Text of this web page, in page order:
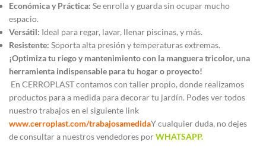
Económica y Práctica: Se enrolla y guarda sin ocupar mucho
espacio.
Versátil: Ideal para regar, lavar, llenar piscinas, y más.
Resistente: Soporta alta presión y temperaturas extremas.
¡Optimiza tu riego y mantenimiento con la manguera tricolor, una
herramienta indispensable para tu hogar o proyecto!
En CERROPLAST contamos con taller propio, donde realizamos
productos para a medida para decorar tu jardín. Podes ver todos
nuestro trabajos en el siguiente link
www.cerroplast.com/trabajosamedidaY cualquier duda, no dejes
de consultar a nuestros vendedores porWHATSAPP.